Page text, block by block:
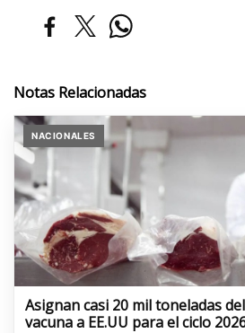
Notas Relacionadas
NACIONALES
Asignan casi 20 mil toneladas
vacuna a EE.UU para el ciclo